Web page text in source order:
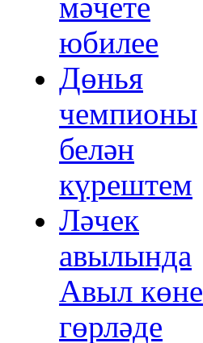
мәчете
юбилее
Дөнья
чемпионы
белән
күрештем
Ләчек
авылында
Авыл көне
гөрләде